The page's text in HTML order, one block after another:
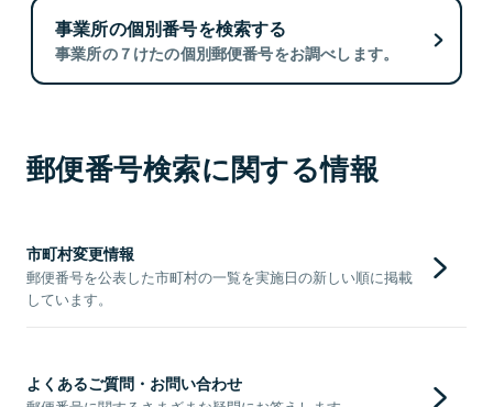
事業所の個別番号を検索する
事業所の７けたの個別郵便番号をお調べします。
郵便番号検索に関する情報
市町村変更情報
郵便番号を公表した市町村の一覧を実施日の新しい順に掲載
しています。
よくあるご質問・お問い合わせ